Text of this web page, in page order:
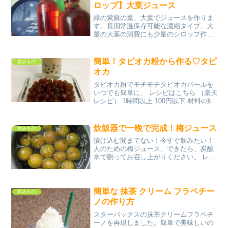
ロップ】大葉ジュース
緑の紫蘇の葉、大葉でジュースを作りま
す。長期常温保存可能な濃縮タイプ。大
量の大葉の消費にも少量のシロップ作り
量詳細は下記「作り方」に記載してます
みんなのレビ...
飲みもの
簡単！タピオカ粉から作る♡タピ
オカ
タピオカ粉でモチモチタピオカパールを
いつでも簡単に。 レシピはこちら （楽天
レシピ） 1時間以上 100円以下 材料○水○
レビュー
飲みもの 炊飯器で一晩で完成！梅ジュース
漬け込む間まてない！今すぐ飲みたい！
人のための梅ジュース。できたら、炭酸
水で割ってお召し上がりください。 レシ
飲みもの
簡単な 抹茶 クリーム フラペチー
ノの作り方
スターバックスの抹茶クリームフラペチ
ーノを再現しました。簡単で美味しいの